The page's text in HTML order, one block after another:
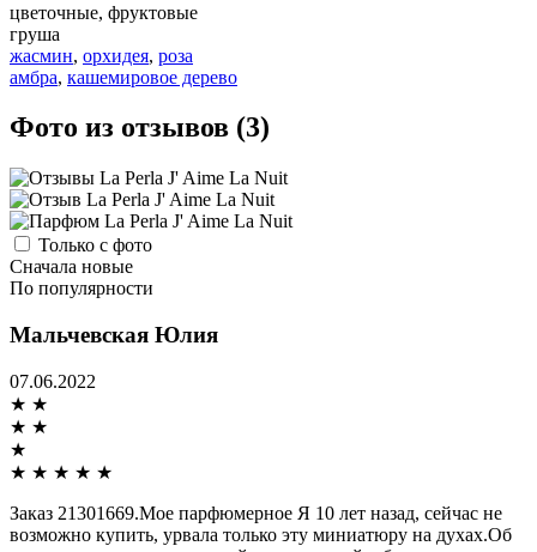
цветочные, фруктовые
груша
жасмин, орхидея, роза
амбра, кашемировое дерево
Фото из отзывов (3)
Только с фото
Сначала новые
По популярности
Мальчевская Юлия
07.06.2022
★ ★
★ ★
★
★ ★ ★ ★ ★
Заказ 21301669.Мое парфюмерное Я 10 лет назад, сейчас не
возможно купить, урвала только эту миниатюру на духах.Об